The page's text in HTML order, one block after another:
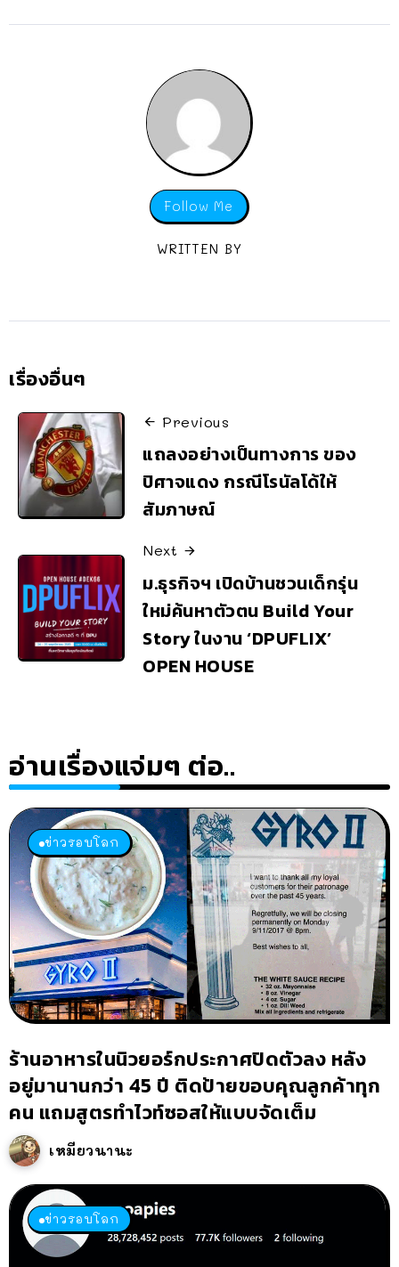
Follow Me
WRITTEN BY
เรื่องอื่นๆ
Previous
แถลงอย่างเป็นทางการ ของ
ปิศาจแดง กรณีโรนัลโด้ให้
สัมภาษณ์
Next
ม.ธุรกิจฯ เปิดบ้านชวนเด็กรุ่น
ใหม่ค้นหาตัวตน Build Your
Story ในงาน ‘DPUFLIX’
OPEN HOUSE
อ่านเรื่องแจ่มๆ ต่อ..
ข่าวรอบโลก
ร้านอาหารในนิวยอร์กประกาศปิดตัวลง หลัง
อยู่มานานกว่า 45 ปี ติดป้ายขอบคุณลูกค้าทุก
คน แถมสูตรทำไวท์ซอสให้แบบจัดเต็ม
เหมียวนานะ
ข่าวรอบโลก